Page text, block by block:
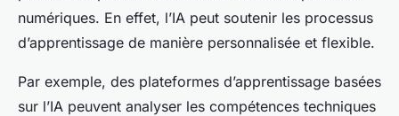
numériques. En effet, l’IA peut soutenir les processus
d’apprentissage de manière personnalisée et flexible.
Par exemple, des plateformes d’apprentissage basées
sur l’IA peuvent analyser les compétences techniques